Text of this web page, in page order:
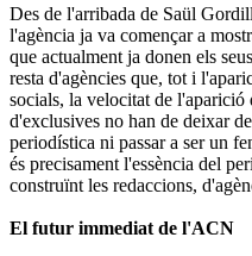
Des de l'arribada de Saül
l'agència ja va començar a
que actualment ja donen els
resta d'agències que, tot i
socials, la velocitat de
d'exclusives no han de deixar
periodística ni passar a ser un
és precisament l'essència del
construïnt les redaccions,
El futur immediat de l'ACN